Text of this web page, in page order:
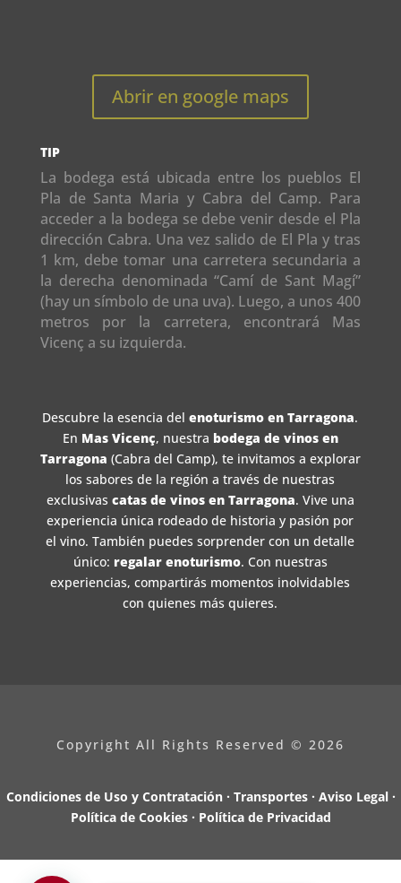
Abrir en google maps
TIP
La bodega está ubicada entre los pueblos El
Pla de Santa Maria y Cabra del Camp. Para
acceder a la bodega se debe venir desde el Pla
dirección Cabra. Una vez salido de El Pla y tras
1 km, debe tomar una carretera secundaria a
la derecha denominada “Camí de Sant Magí”
(hay un símbolo de una uva). Luego, a unos 400
metros por la carretera, encontrará Mas
Vicenç a su izquierda.
Descubre la esencia delenoturismo en Tarragona.
En Mas Vicenç, nuestra bodega de vinos en
Tarragona (Cabra del Camp), te invitamos a explorar
los sabores de la región a través de nuestras
exclusivas catas de vinos en Tarragona. Vive una
experiencia única rodeado de historia y pasión por
el vino. También puedes sorprender con un detalle
único: regalar enoturismo. Con nuestras
experiencias, compartirás momentos inolvidables
con quienes más quieres.
Copyright All Rights Reserved © 2026
Condiciones de Uso y Contratación · Transportes · Aviso Legal ·
Política de Cookies · Política de Privacidad